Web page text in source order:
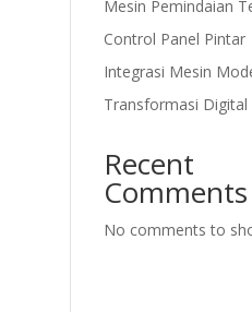
Mesin Pemindaian
Control Panel Pintar
Integrasi Mesin
Transformasi Digital
Recent
Comments
No comments to